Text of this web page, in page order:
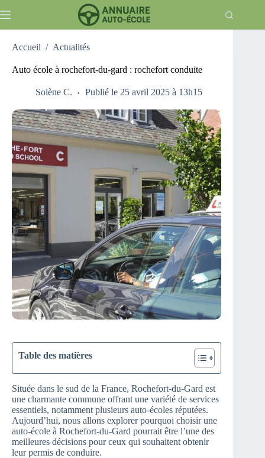
au
Accueil / Actualités
Auto école à rochefort-du-gard : rochefort conduite
Solène C. Publié le 25 avril 2025 à 13h15
Table des matières
Située dans le sud de la France, Rochefort-du-Gard est
une charmante commune offrant une variété de services
essentiels, notamment plusieurs auto-écoles réputées.
Aujourd’hui, nous allons explorer pourquoi choisir une
auto-école à Rochefort-du-Gard pourrait être l’une des
meilleures décisions pour ceux qui souhaitent obtenir
leur permis de conduire.